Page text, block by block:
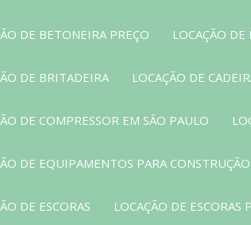
DE BETONEIRA PREÇO LOCAÇÃO
DE BRITADEIRA LOCAÇÃO DE
DE COMPRESSOR EM SÃO PAULO
DE EQUIPAMENTOS PARA
DE ESCORAS LOCAÇÃO DE ESCORAS